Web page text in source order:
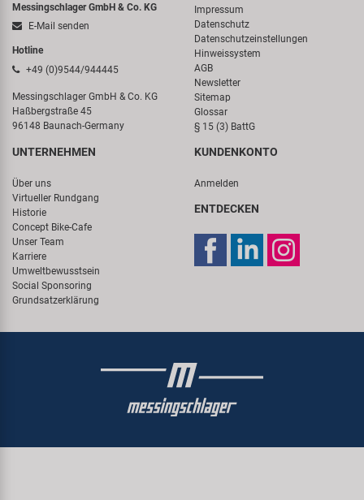
Messingschlager GmbH & Co. KG
E-Mail senden
Hotline
+49 (0)9544/944445
Messingschlager GmbH & Co. KG
Haßbergstraße 45
96148 Baunach-Germany
Impressum
Datenschutz
Datenschutzeinstellungen
Hinweissystem
AGB
Newsletter
Sitemap
Glossar
§ 15 (3) BattG
UNTERNEHMEN
Über uns
Virtueller Rundgang
Historie
Concept Bike-Cafe
Unser Team
Karriere
Umweltbewusstsein
Social Sponsoring
Grundsatzerklärung
KUNDENKONTO
Anmelden
ENTDECKEN